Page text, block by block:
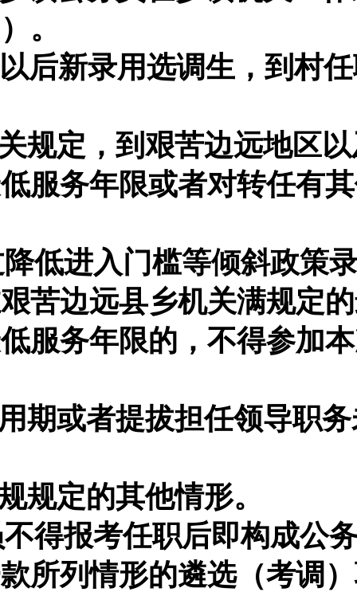
。
后新录用选调生，到村
规定，到艰苦边远地区
服务年限或者对转任有
低进入门槛等倾斜政策
苦边远县乡机关满规定
服务年限的，不得参加
期或者提拔担任领导职
规定的其他情形。
得报考任职后即构成公
所列情形的遴选（考调